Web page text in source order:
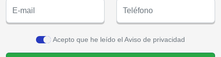
Acepto que he leído el Aviso de privacidad